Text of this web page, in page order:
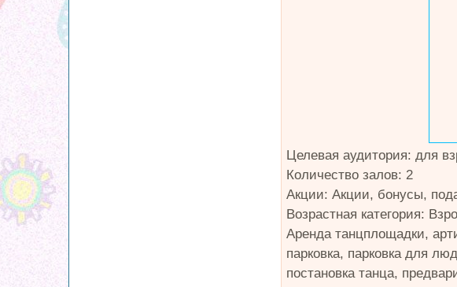
Целевая аудитория: для
Количество залов: 2
Акции: Акции, бонусы,
Возрастная категория:
Аренда танцплощадки,
парковка, парковка для
постановка танца,